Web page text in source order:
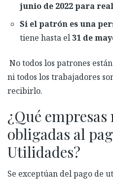
junio de 2022 para
Si el patrón es una
tiene hasta el 31 de
No todos los patrones
ni todos los trabajadores
recibirlo.
¿Qué empresas
obligadas al
Utilidades?
Se exceptúan del pago de